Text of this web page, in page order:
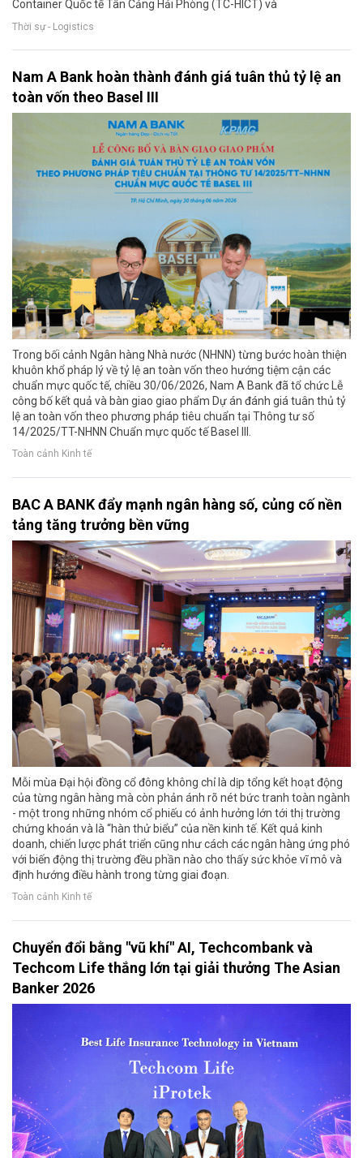
Container Quốc tế Tân Cảng Hải Phòng (TC-HICT) và
Thời sự - Logistics
Nam A Bank hoàn thành đánh giá tuân thủ tỷ lệ an
toàn vốn theo Basel III
Trong bối cảnh Ngân hàng Nhà nước (NHNN) từng bước hoàn thiện
khuôn khổ pháp lý về tỷ lệ an toàn vốn theo hướng tiệm cận các
chuẩn mực quốc tế, chiều 30/06/2026, Nam A Bank đã tổ chức Lễ
công bố kết quả và bàn giao giao phẩm Dự án đánh giá tuân thủ tỷ
lệ an toàn vốn theo phương pháp tiêu chuẩn tại Thông tư số
14/2025/TT-NHNN Chuẩn mực quốc tế Basel III.
Toàn cảnh Kinh tế
BAC A BANK đẩy mạnh ngân hàng số, củng cố nền
tảng tăng trưởng bền vững
Mỗi mùa Đại hội đồng cổ đông không chỉ là dịp tổng kết hoạt động
của từng ngân hàng mà còn phản ánh rõ nét bức tranh toàn ngành
- một trong những nhóm cổ phiếu có ảnh hưởng lớn tới thị trường
chứng khoán và là “hàn thử biểu” của nền kinh tế. Kết quả kinh
doanh, chiến lược phát triển cũng như cách các ngân hàng ứng phó
với biến động thị trường đều phần nào cho thấy sức khỏe vĩ mô và
định hướng điều hành trong từng giai đoạn.
Toàn cảnh Kinh tế
Chuyển đổi bằng "vũ khí" AI, Techcombank và
Techcom Life thắng lớn tại giải thưởng The Asian
Banker 2026